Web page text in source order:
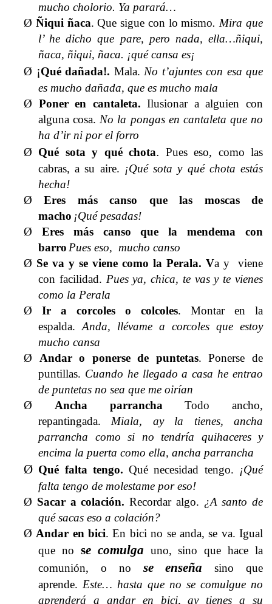
mucho cholorio. Ya parará…
Ø Ñiqui ñaca. Que sigue con lo mismo. Mira que
l’ he dicho que pare, pero nada, ella…ñiqui,
ñaca, ñiqui, ñaca. ¡qué cansa es¡
Ø ¡Qué dañada!. Mala. No t’ajuntes con esa que
es mucho dañada, que es mucho mala
Ø Poner en cantaleta.Ilusionar a alguien con
alguna cosa. No la pongas en cantaleta que no
ha d’ir ni por el forro
Ø Qué sota y qué chota. Pues eso, como las
cabras, a su aire. ¡Qué sota y qué chota estás
hecha!
ØEres más canso que las moscas de
macho ¡Qué pesadas!
Ø Eres más canso que la mendema con
barro Pues eso, mucho canso
Ø Se va y se viene como la Perala. Va y viene
con facilidad. Pues ya, chica, te vas y te vienes
como la Perala
Ø Ir a corcoles o colcoles. Montar en la
espalda. Anda, llévame a corcoles que estoy
mucho cansa
Ø Andar o ponerse de puntetas. Ponerse de
puntillas. Cuando he llegado a casa he entrao
de puntetas no sea que me oirían
Ø Ancha parrancha Todo ancho,
repantingada. Miala, ay la tienes, ancha
parrancha como si no tendría quihaceres y
encima la puerta como ella, ancha parrancha
Ø Qué falta tengo. Qué necesidad tengo. ¡Qué
falta tengo de molestame por eso!
Ø Sacar a colación. Recordar algo. ¿A santo de
qué sacas eso a colación?
Ø Andar en bici. En bici no se anda, se va. Igual
que no se comulga uno, sino que hace la
comunión, o no se enseña sino que
aprende. Este… hasta que no se comulgue no
aprenderá a andar en bici, ay tienes a su